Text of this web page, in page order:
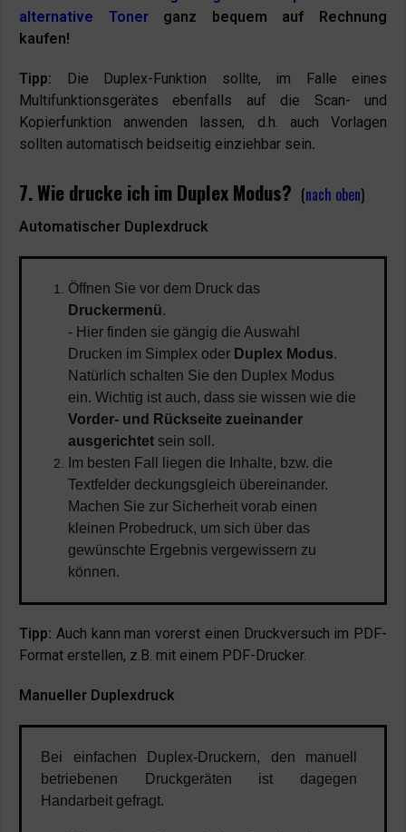
alternative Tonerganz bequem auf Rechnung
kaufen!
Tipp: Die Duplex-Funktion sollte, im Falle eines
Multifunktionsgerätes ebenfalls auf die Scan- und
Kopierfunktion anwenden lassen, d.h. auch Vorlagen
sollten automatisch beidseitig einziehbar sein.
7. Wie drucke ich im Duplex Modus? (nach oben)
Automatischer Duplexdruck
Öffnen Sie vor dem Druck das
Druckermenü.
- Hier finden sie gängig die Auswahl
Drucken im Simplex oder Duplex Modus.
Natürlich schalten Sie den Duplex Modus
ein. Wichtig ist auch, dass sie wissen wie die
Vorder- und Rückseite zueinander
ausgerichtet sein soll.
Im besten Fall liegen die Inhalte, bzw. die
Textfelder deckungsgleich übereinander.
Machen Sie zur Sicherheit vorab einen
kleinen Probedruck, um sich über das
gewünschte Ergebnis vergewissern zu
können.
Tipp: Auch kann man vorerst einen Druckversuch im PDF-
Format erstellen, z.B. mit einem PDF-Drucker.
Manueller Duplexdruck
Bei einfachen Duplex-Druckern, den manuell
betriebenen Druckgeräten ist dagegen
Handarbeit gefragt.